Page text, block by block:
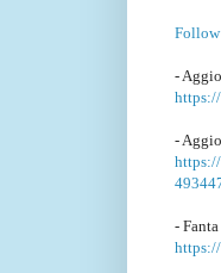
-
-
-